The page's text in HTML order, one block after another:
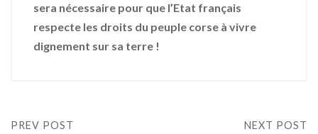
sera nécessaire pour que l’Etat français
respecte les droits du peuple corse à vivre
dignement sur sa terre !
PREV POST NEXT POST